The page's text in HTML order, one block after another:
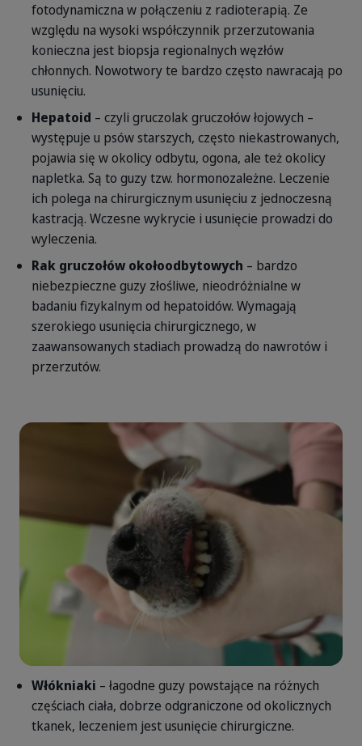
fotodynamiczna w połączeniu z radioterapią. Ze
względu na wysoki współczynnik przerzutowania
konieczna jest biopsja regionalnych węzłów
chłonnych. Nowotwory te bardzo często nawracają po
usunięciu.
Hepatoid – czyli gruczolak gruczołów łojowych –
występuje u psów starszych, często niekastrowanych,
pojawia się w okolicy odbytu, ogona, ale też okolicy
napletka. Są to guzy tzw. hormonozależne. Leczenie
ich polega na chirurgicznym usunięciu z jednoczesną
kastracją. Wczesne wykrycie i usunięcie prowadzi do
wyleczenia.
Rak gruczołów okołoodbytowych – bardzo
niebezpieczne guzy złośliwe, nieodróżnialne w
badaniu fizykalnym od hepatoidów. Wymagają
szerokiego usunięcia chirurgicznego, w
zaawansowanych stadiach prowadzą do nawrotów i
przerzutów.
Włókniaki – łagodne guzy powstające na różnych
częściach ciała, dobrze odgraniczone od okolicznych
tkanek, leczeniem jest usunięcie chirurgiczne.